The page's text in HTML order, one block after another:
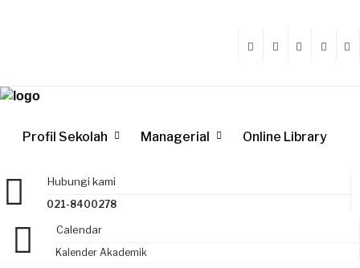
Profil Sekolah Managerial Online Library
Hubungi kami
021-8400278
Calendar
Kalender Akademik